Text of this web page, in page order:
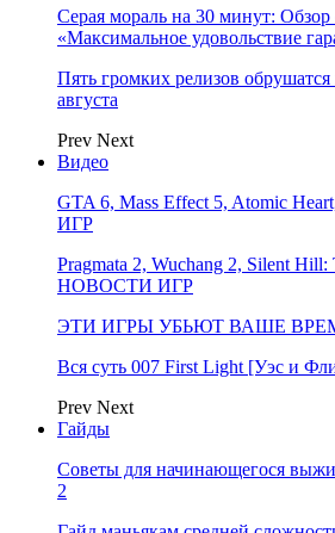
Серая мораль на 30 минут: Обзор
«Максимальное удовольствие
Пять громких релизов
августа
Prev Next
Видео
GTA 6, Mass Effect 5, Atomic
ИГР
Pragmata 2, Wuchang 2, Silent
НОВОСТИ ИГР
ЭТИ ИГРЫ УБЬЮТ ВАШЕ
Вся суть 007 First Light [Уэс и
Prev Next
Гайды
Советы для начинающегося
2